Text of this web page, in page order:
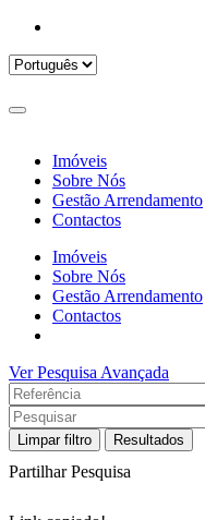
Imóveis
Sobre Nós
Gestão Arrendamento
Contactos
Imóveis
Sobre Nós
Gestão Arrendamento
Contactos
Ver Pesquisa Avançada
Limpar filtro Resultados
Partilhar Pesquisa